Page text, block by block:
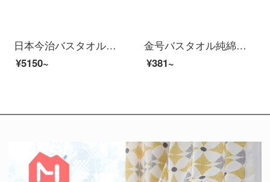
日本今治バスタオル日本から今治大タオルタオルを輸入しました。家庭用の女性純綿男性の吸水速乾ベビーセットの柔らかい3点セットの青（薄いタイプの速乾タイプ）
¥5150~
金号バスタオル純綿子供赤ちゃん用ソフトアニメ可愛い吸水速乾綿大タオル3130黄色1枚
¥381~